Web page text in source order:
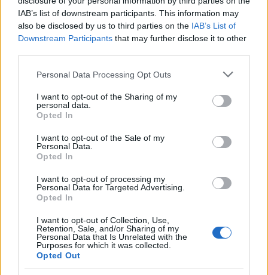
IAB’s list of downstream participants. This information may
also be disclosed by us to third parties on the IAB’s List of
Downstream Participants that may further disclose it to other
Please note that this website/app uses one or more Google
not limited to your visit or usage behaviour. You may click to
grant or deny consent to Google and its third-party tags to
use your data for below specified purposes in below Google
consent section.
Personal Data Processing Opt Outs
I want to opt-out of the Sharing of my
personal data.
Opted In
I want to opt-out of the Sale of my
Personal Data.
Opted In
I want to opt-out of processing my
Personal Data for Targeted Advertising.
Opted In
I want to opt-out of Collection, Use,
Retention, Sale, and/or Sharing of my
Personal Data that Is Unrelated with the
Purposes for which it was collected.
Opted Out
„csak magamért viszem vásárra a bőröm" –
mondja a színész.
Diósssi Gábor Bertalan apostol szerepében (Fotó: Helmut
A képek szereplőivel való kapcsolatot minden
író más megközelítésben ragadja meg.
Esterházy a Goya-festményen látható José